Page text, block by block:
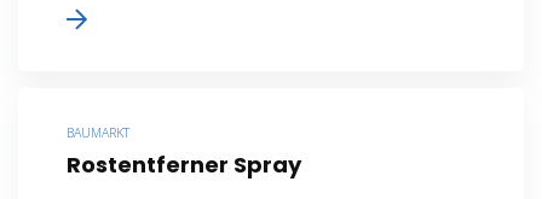
BAUMARKT
Rostentferner Spray